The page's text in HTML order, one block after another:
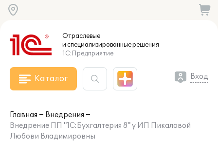
Отраслевые
и специализированныерешения
1С:Предприятие
Каталог Вход
Главная
Внедрения
Внедрение ПП "1С:Бухгалтерия 8" у ИП Пикаловой
Любови Владимировны